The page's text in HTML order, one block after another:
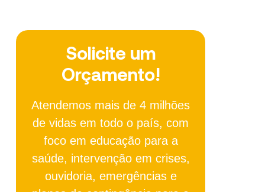
Solicite um
Orçamento!
Atendemos mais de 4 milhões
de vidas em todo o país, com
foco em educação para a
saúde, intervenção em crises,
ouvidoria, emergências e